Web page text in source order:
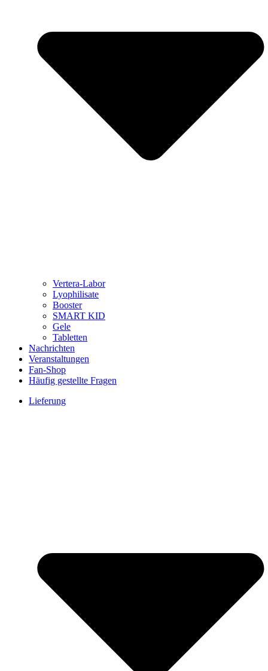
Vertera-Labor
Lyophilisate
Booster
SMART KID
Gele
Tabletten
Nachrichten
Veranstaltungen
Fan-Shop
Häufig gestellte Fragen
Lieferung